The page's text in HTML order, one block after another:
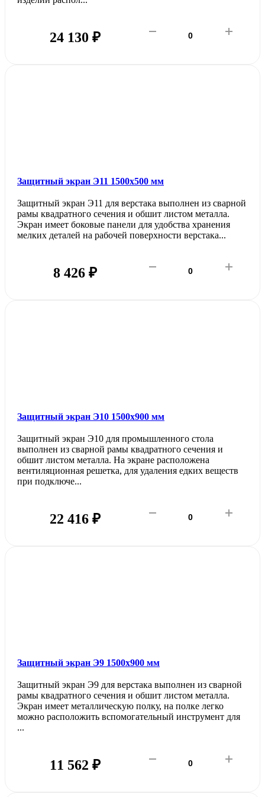
24 130 ₽
Защитный экран Э11 1500х500 мм
Защитный экран Э11 для верстака выполнен из сварной
рамы квадратного сечения и обшит листом металла.
Экран имеет боковые панели для удобства хранения
мелких деталей на рабочей поверхности верстака...
8 426 ₽
Защитный экран Э10 1500х900 мм
Защитный экран Э10 для промышленного стола
выполнен из сварной рамы квадратного сечения и
обшит листом металла. На экране расположена
вентиляционная решетка, для удаления едких веществ
при подключе...
22 416 ₽
Защитный экран Э9 1500х900 мм
Защитный экран Э9 для верстака выполнен из сварной
рамы квадратного сечения и обшит листом металла.
Экран имеет металлическую полку, на полке легко
можно расположить вспомогательный инструмент для
...
11 562 ₽